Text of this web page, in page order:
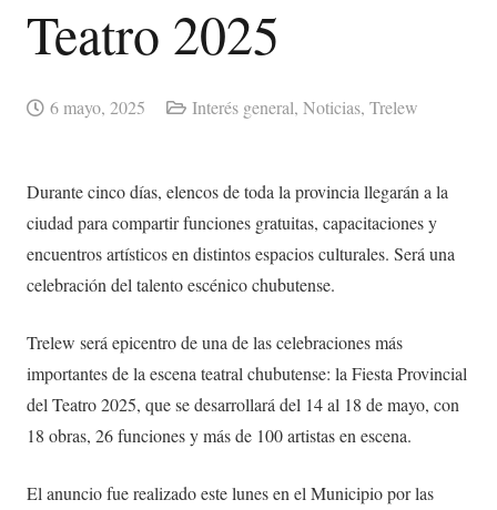
Teatro 2025
6 mayo, 2025 Interés general, Noticias, Trelew
Durante cinco días, elencos de toda la provincia llegarán a la
ciudad para compartir funciones gratuitas, capacitaciones y
encuentros artísticos en distintos espacios culturales. Será una
celebración del talento escénico chubutense.
Trelew será epicentro de una de las celebraciones más
importantes de la escena teatral chubutense: la Fiesta Provincial
del Teatro 2025, que se desarrollará del 14 al 18 de mayo, con
18 obras, 26 funciones y más de 100 artistas en escena.
El anuncio fue realizado este lunes en el Municipio por las